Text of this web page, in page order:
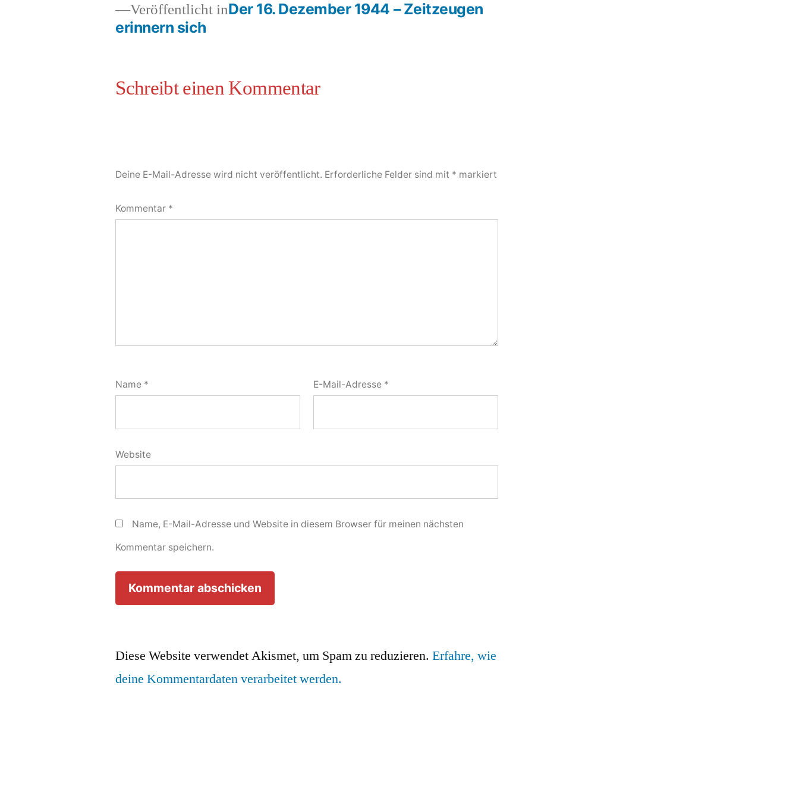
Veröffentlicht inDer 16. Dezember 1944 – Zeitzeugen
erinnern sich
Deine E-Mail-Adresse wird nicht veröffentlicht. Erforderliche Felder sind mit * markiert
Kommentar *
Name * E-Mail-Adresse *
Website
Name, E-Mail-Adresse und Website in diesem Browser für meinen nächsten
Kommentar speichern.
Diese Website verwendet Akismet, um Spam zu reduzieren.Erfahre, wie
deine Kommentardaten verarbeitet werden.